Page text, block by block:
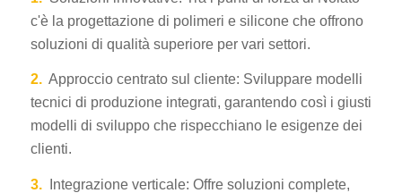
c'è la progettazione di polimeri e silicone che offrono
soluzioni di qualità superiore per vari settori.
2.Approccio centrato sul cliente: Sviluppare modelli
tecnici di produzione integrati, garantendo così i giusti
modelli di sviluppo che rispecchiano le esigenze dei
clienti.
3.Integrazione verticale: Offre soluzioni complete,